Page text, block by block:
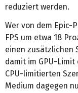
reduziert werden.
Wer von dem Epic-
FPS um etwa 18
einen zusätzlichen
damit im GPU-
CPU-limitierten
Medium dagegen